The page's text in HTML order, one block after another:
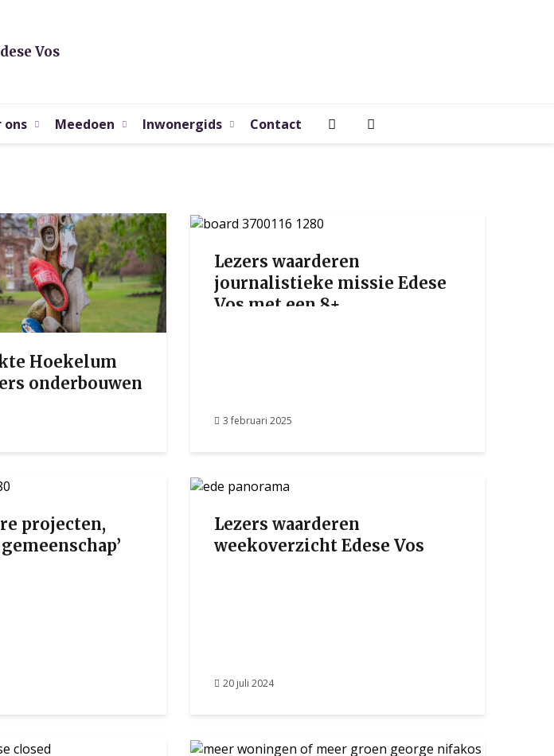
ons Meedoen Inwonergids Contact
Hoekelum
onderbouwen
Lezers waarderen
journalistieke missie Edese
Vos met een 8+
3 februari 2025
projecten,
Lezers waarderen
weekoverzicht Edese Vos
20 juli 2024